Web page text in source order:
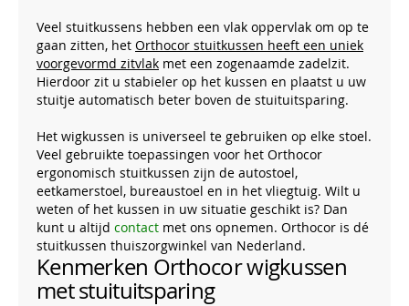
Veel stuitkussens hebben een vlak oppervlak om op te
gaan zitten, het Orthocor stuitkussen heeft een uniek
voorgevormd zitvlak met een zogenaamde zadelzit.
Hierdoor zit u stabieler op het kussen en plaatst u uw
stuitje automatisch beter boven de stuituitsparing.
Het wigkussen is universeel te gebruiken op elke stoel.
Veel gebruikte toepassingen voor het Orthocor
ergonomisch stuitkussen zijn de autostoel,
eetkamerstoel, bureaustoel en in het vliegtuig. Wilt u
weten of het kussen in uw situatie geschikt is? Dan
kunt u altijd contact met ons opnemen. Orthocor is dé
stuitkussen thuiszorgwinkel van Nederland.
Kenmerken Orthocor wigkussen
met stuituitsparing